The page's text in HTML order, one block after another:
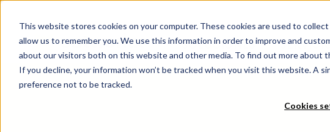
This website stores cookies on your computer. These cookies are used to
allow us to remember you. We use this information in order to improve and
about our visitors both on this website and other media. To find out more about
If you decline, your information won’t be tracked when you visit this website. A
preference not to be tracked.
Cookies
SOLUCIONES
Agile & DevOps
DevOps
Gestión de requisitos
Agile Development
Project & Work
Planificación del
Procesos
Informes y paneles
Getting Started
Operate
Servicios Cloud
Hosting gestionado
Configuración
Eventos y seminarios web Casos de éxito
Descubre más sobre catworkx